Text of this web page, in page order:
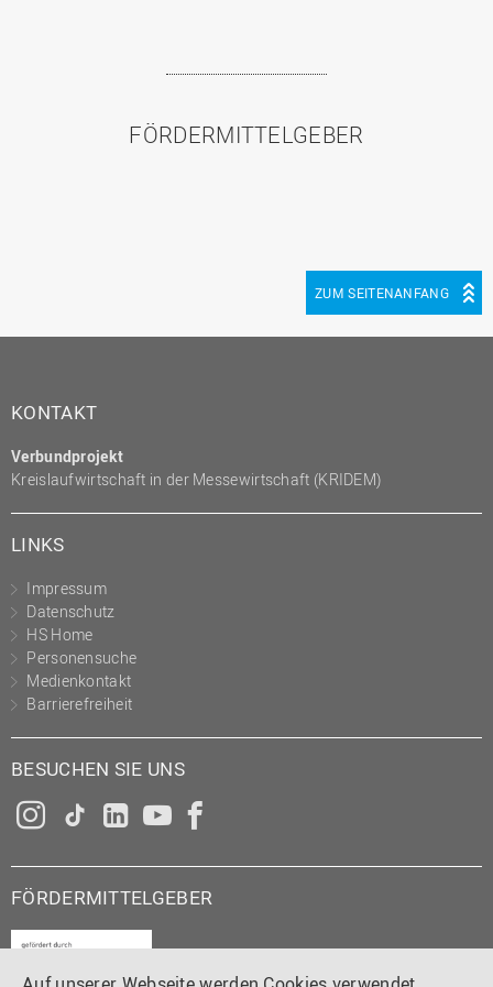
FÖRDERMITTELGEBER
ZUM SEITENANFANG
KONTAKT
Verbundprojekt
Kreislaufwirtschaft in der Messewirtschaft (KRIDEM)
LINKS
Impressum
Datenschutz
HS Home
Personensuche
Medienkontakt
Barrierefreiheit
BESUCHEN SIE UNS
Instagram
Tiktok
LinkedInYouTube
FÖRDERMITTELGEBER